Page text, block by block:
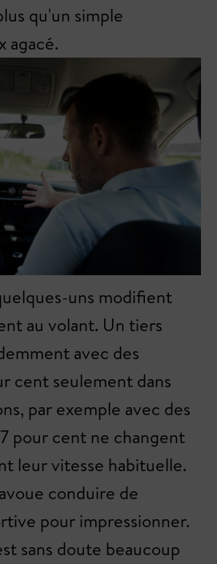
qu'un simple
agacé.
uns modifient
au volant. Un tiers
avec des
cent seulement dans
par exemple avec des
pour cent ne changent
leur vitesse habituelle.
conduire de
pour impressionner.
sans doute beaucoup